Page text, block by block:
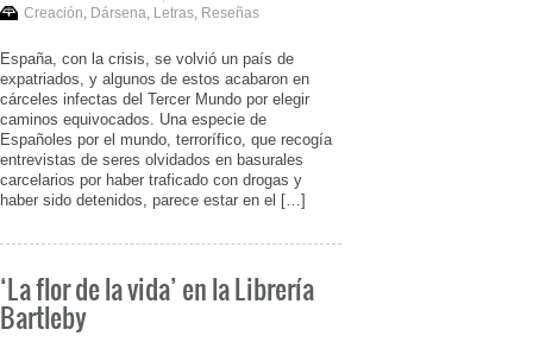
Creación Dársena Letras Reseñas
España, con la crisis, se volvió un país de
expatriados, y algunos de estos acabaron en
cárceles infectas del Tercer Mundo por elegir
caminos equivocados. Una especie de
Españoles por el mundo, terrorífico, que recogía
entrevistas de seres olvidados en basurales
carcelarios por haber traficado con drogas y
haber sido detenidos, parece estar en el […]
‘La flor de la vida’ en la Librería
Bartleby